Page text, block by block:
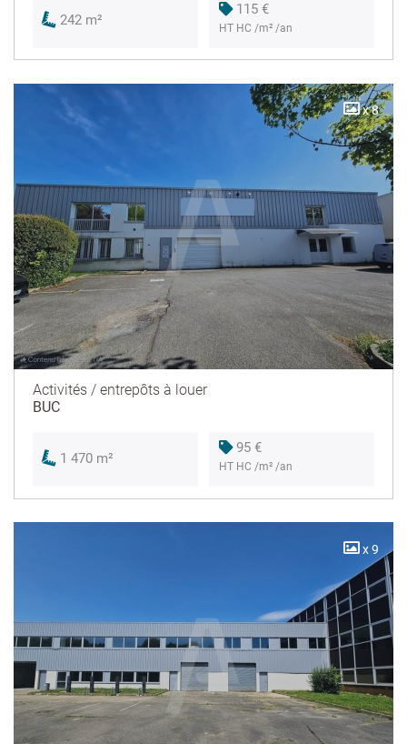
242 m²
115 €
HT HC /m² /an
x 8
Activités / entrepôts à louer
BUC
1 470 m²
95 €
HT HC /m² /an
x 9